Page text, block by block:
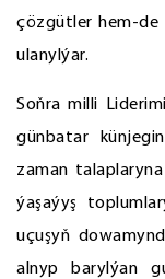
çözgütler hem-de
ulanylýar.
Soňra milli
günbatar
zaman
ýaşaýyş
uçuşyň
alnyp barylýan